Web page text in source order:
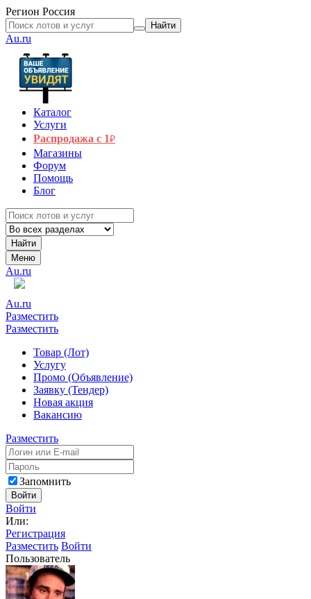
Регион Россия
Найти
Au.ru
Каталог
Услуги
Распродажа с 1₽
Магазины
Форум
Помощь
Блог
Найти
Меню
Au.ru
Au.ru
Разместить
Разместить
Товар (Лот)
Услугу
Промо (Объявление)
Заявку (Тендер)
Новая акция
Вакансию
Разместить
Запомнить
Войти
Войти
Или:
Регистрация
Разместить Войти
Пользователь